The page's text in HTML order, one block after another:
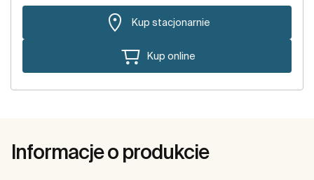
Kup stacjonarnie
Kup online
Informacje o produkcie